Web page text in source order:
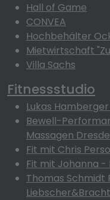
Hall of Game
CONVEA
Hochbehälter
Mietwirtschaft
Villa Sachs
Fitnessstudio
Lukas
Bewell-
Massagen
Fit mit Chris
Fit mit Johanna -
Thomas Schmidt